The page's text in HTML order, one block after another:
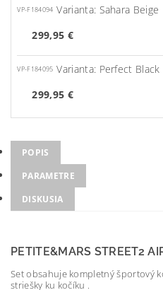
VP-F184094 Varianta: Sahara Beige
299,95 €
VP-F184095 Varianta: Perfect Black
299,95 €
POPIS
PARAMETRE
DISKUSIA
PETITE&MARS STREET2
Set obsahuje kompletný športový
striešky ku kočíku .